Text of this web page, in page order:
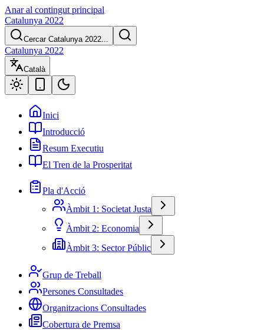
Anar al contingut principal
Catalunya 2022
Cercar Catalunya 2022...
Catalunya 2022
Català
Inici
Introducció
Resum Executiu
El Tren de la Prosperitat
Pla d'Acció
Àmbit 1: Societat Justa
Àmbit 2: Economia
Àmbit 3: Sector Públic
Grup de Treball
Persones Consultades
Organitzacions Consultades
Cobertura de Premsa